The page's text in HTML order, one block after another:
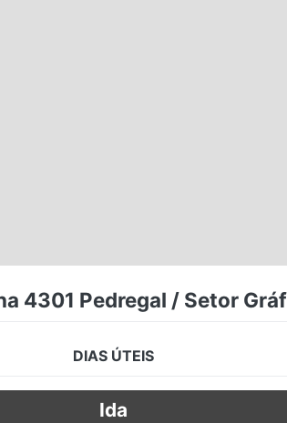
4301 Pedregal / Setor
DIAS ÚTEIS
Ida